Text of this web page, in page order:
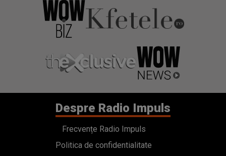
Despre Radio Impuls
Frecvențe Radio Impuls
Politica de confidentialitate